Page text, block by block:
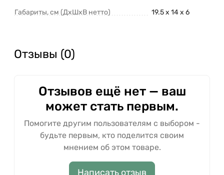
Габариты, см (ДxШxВ нетто) 19.5 х 14 х 6
Отзывы (0)
Отзывов ещё нет — ваш
может стать первым.
Помогите другим пользователям с выбором -
будьте первым, кто поделится своим
мнением об этом товаре.
Написать отзыв